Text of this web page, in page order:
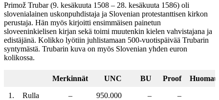
Primož Trubar (9. kesäkuuta 1508 – 28. kesäkuuta 1586) oli
slovenialainen uskonpuhdistaja ja Slovenian protestanttisen kirkon
perustaja. Hän myös kirjoitti ensimmäisen painetun
sloveeninkielisen kirjan sekä toimi muutenkin kielen vahvistajana ja
edistäjänä. Kolikko lyötiin juhlistamaan 500-vuotispäivää Trubarin
syntymästä. Trubarin kuva on myös Slovenian yhden euron
kolikossa.
Merkinnät UNC BU Proof
1. Rulla – 950.000 – –